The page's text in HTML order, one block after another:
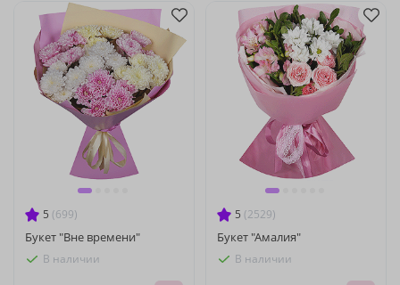
5 (699)
Букет "Вне времени"
В наличии
5 (2529)
Букет "Амалия"
В наличии